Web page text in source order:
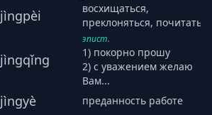
jìngpèi
восхищаться,
преклоняться, почитать
jìngqǐng
эпист.
1) покорно прошу
2) с уважением желаю
Вам...
jìngyè
преданность работе